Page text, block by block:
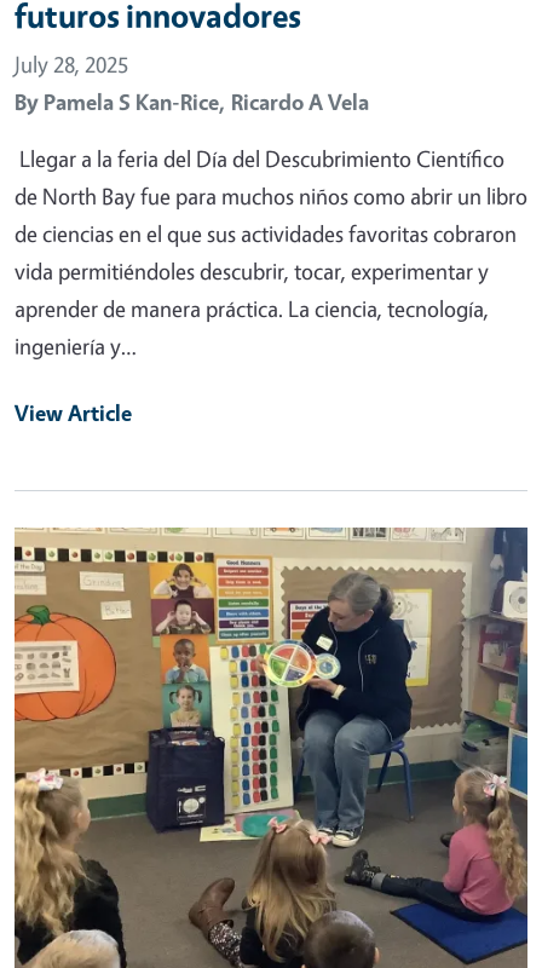
futuros innovadores
July 28, 2025
By Pamela S Kan-Rice, Ricardo A Vela
Llegar a la feria del Día del Descubrimiento Científico
de North Bay fue para muchos niños como abrir un libro
de ciencias en el que sus actividades favoritas cobraron
vida permitiéndoles descubrir, tocar, experimentar y
aprender de manera práctica. La ciencia, tecnología,
ingeniería y…
View Article
Primary Image